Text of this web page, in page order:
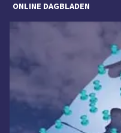
ONLINE DAGBLADEN